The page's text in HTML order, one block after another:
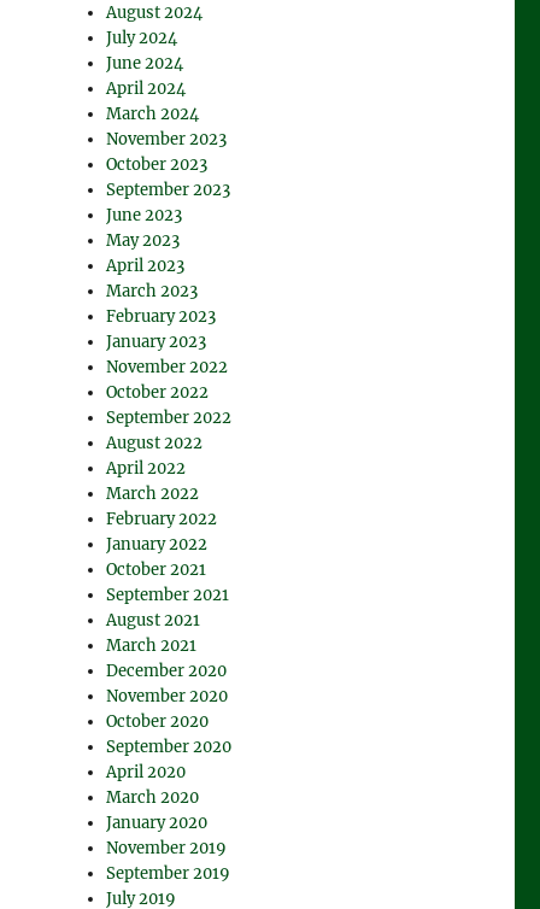
August 2024
July 2024
June 2024
April 2024
March 2024
November 2023
October 2023
September 2023
June 2023
May 2023
April 2023
March 2023
February 2023
January 2023
November 2022
October 2022
September 2022
August 2022
April 2022
March 2022
February 2022
January 2022
October 2021
September 2021
August 2021
March 2021
December 2020
November 2020
October 2020
September 2020
April 2020
March 2020
January 2020
November 2019
September 2019
July 2019